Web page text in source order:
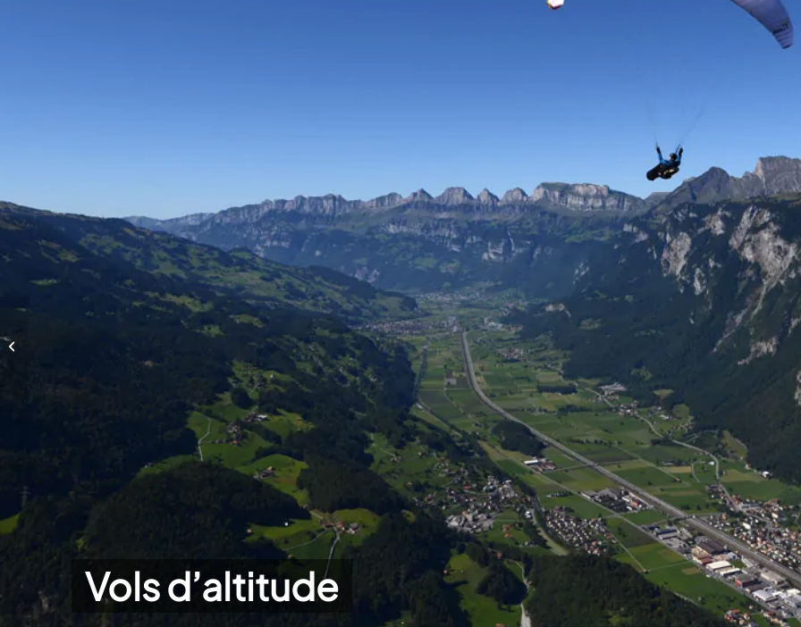
Vols d’altitude